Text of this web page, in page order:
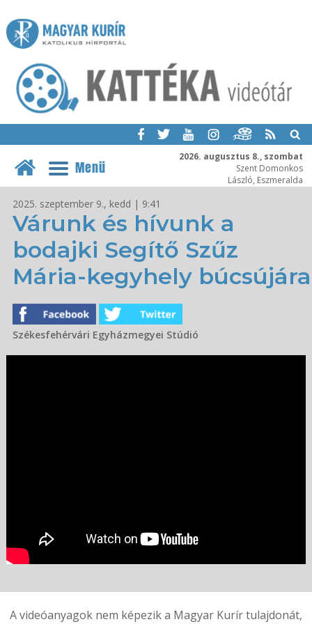
2026. augusztus 8., szombat
Szent Domonkos
László, Eszmeralda
Menü
2025. szeptember 9., kedd | 9:41
Várunk és hívunk a
bodajki Segítő Szűz
Mária-kegyhely búcsújára
Székesfehérvári Egyházmegyei Stúdió
A videóanyagok nem képezik a Magyar Kurír tulajdonát,